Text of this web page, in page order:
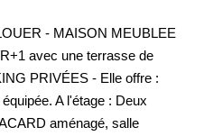
- MAISON MEUBLEE
avec une terrasse de
PRIVÉES - Elle offre :
A l'étage : Deux
aménagé, salle